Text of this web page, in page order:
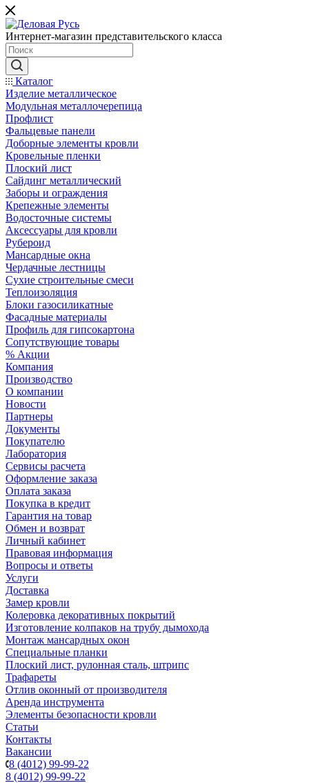
Интернет-магазин представительского класса
Каталог
Изделие металлическое
Модульная металлочерепица
Профлист
Фальцевые панели
Доборные элементы кровли
Кровельные пленки
Плоский лист
Сайдинг металлический
Заборы и ограждения
Крепежные элементы
Водосточные системы
Аксессуары для кровли
Рубероид
Мансардные окна
Чердачные лестницы
Сухие строительные смеси
Теплоизоляция
Блоки газосиликатные
Фасадные материалы
Профиль для гипсокартона
Сопутствующие товары
% Акции
Компания
Производство
О компании
Новости
Партнеры
Документы
Покупателю
Лаборатория
Сервисы расчета
Оформление заказа
Оплата заказа
Покупка в кредит
Гарантия на товар
Обмен и возврат
Личный кабинет
Правовая информация
Вопросы и ответы
Услуги
Доставка
Замер кровли
Колеровка декоративных покрытий
Изготовление колпаков на трубу дымохода
Монтаж мансардных окон
Специальные планки
Плоский лист, рулонная сталь, штрипс
Трафареты
Отлив оконный от производителя
Аренда инструмента
Элементы безопасности кровли
Статьи
Контакты
Вакансии
8 (4012) 99-99-22
8 (4012) 99-99-22